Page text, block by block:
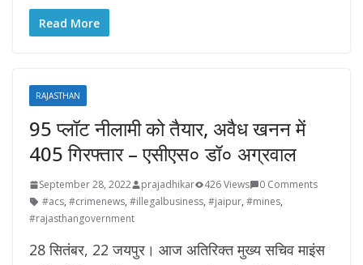
Read More
RAJASTHAN
95 प्लॉट नीलामी को तैयार, अवैध खनन में
405 गिरफ्तार – एसीएस० डॉ० अग्रवाल
September 28, 2022 prajadhikar 426 Views
0 Comments
#acs, #crimenews, #illegalbusiness, #jaipur, #mines,
#rajasthangovernment
28 सितंबर, 22 जयपुर। आज अतिरिक्त मुख्य सचिव माइंस